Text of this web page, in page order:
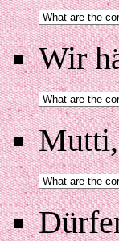
Wir
Mutti,